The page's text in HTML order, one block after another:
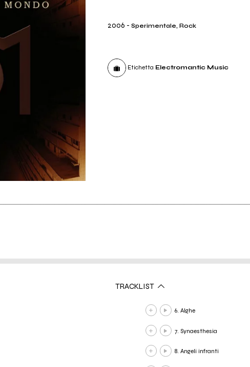
2006 -Sperimentale, Rock
Etichetta Electromantic Music
TRACKLIST
6. Alghe
7. Synaesthesia
8. Angeli infranti